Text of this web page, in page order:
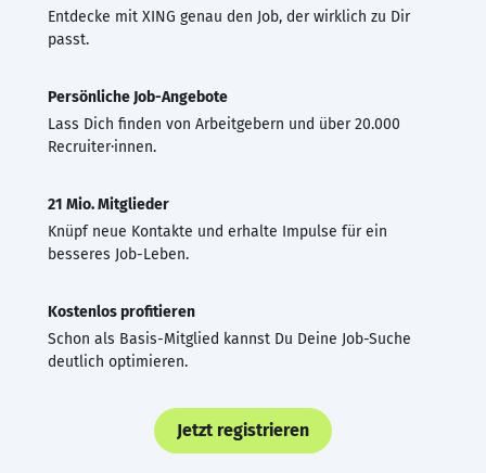
Entdecke mit XING genau den Job, der wirklich zu Dir
passt.
Persönliche Job-Angebote
Lass Dich finden von Arbeitgebern und über 20.000
Recruiter·innen.
21 Mio. Mitglieder
Knüpf neue Kontakte und erhalte Impulse für ein
besseres Job-Leben.
Kostenlos profitieren
Schon als Basis-Mitglied kannst Du Deine Job-Suche
deutlich optimieren.
Jetzt registrieren